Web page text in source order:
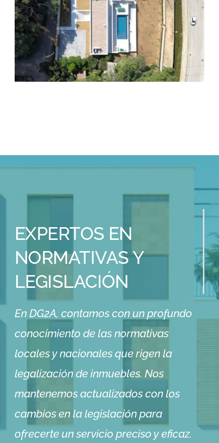
EXPERTOS EN
NORMATIVAS Y
LEGISLACIÓN
En DG2A, contamos con un profundo
conocimiento de las normativas
locales y nacionales que rigen la
legalización de inmuebles. Nos
mantenemos actualizados con los
cambios en la legislación para
ofrecerte un servicio preciso y eficaz.